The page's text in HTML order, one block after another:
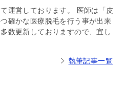
運営しております。 医師は「皮
確かな医療脱毛を行う事が出来
数更新しておりますので、宜し
執筆記事一覧